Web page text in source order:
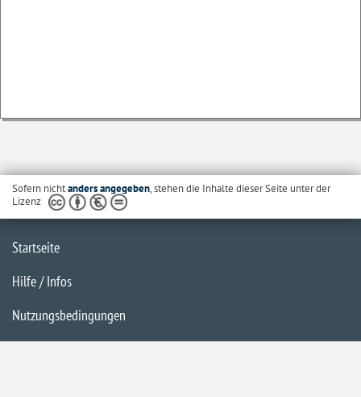
Sofern nichtanders angegeben, stehen die Inhalte dieser Seite unter der
Lizenz
Startseite
Hilfe / Infos
Nutzungsbedingungen